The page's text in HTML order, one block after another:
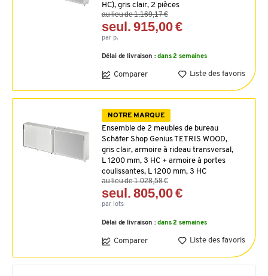
HC), gris clair, 2 pièces
au lieu de 1.169,17 €
seul. 915,00 €
par p.
Délai de livraison :dans 2 semaines
Comparer Liste des favoris
NOTRE MARQUE
Ensemble de 2 meubles de bureau
Schäfer Shop Genius TETRIS WOOD,
gris clair, armoire à rideau transversal,
L 1200 mm, 3 HC + armoire à portes
coulissantes, L 1200 mm, 3 HC
au lieu de 1.028,58 €
seul. 805,00 €
par lots
Délai de livraison :dans 2 semaines
Comparer Liste des favoris